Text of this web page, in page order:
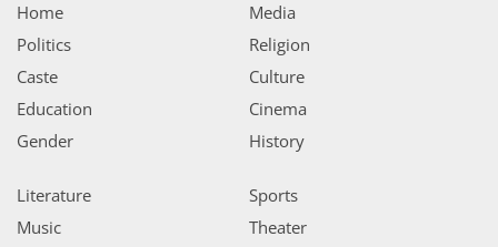
Home
Politics
Caste
Education
Gender
Media
Religion
Culture
Cinema
History
Literature
Music
Sports
Theater